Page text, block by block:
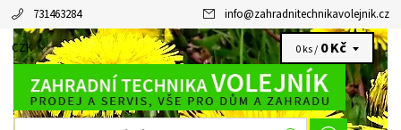
731463284 info@zahradnitechnikavolejnik.cz
CZK 0 ks / 0 Kč